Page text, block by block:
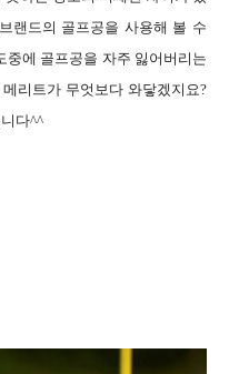
랜드의 골프공을 사용해 볼 수
중에 골프공을 자주 잃어버리는
리트가 무엇보다 와닿겠지요?
다^^